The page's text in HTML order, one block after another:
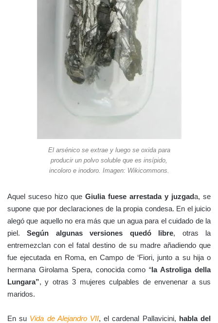
El arsénico se extrae y luego se oxida para
producir un polvo soluble que es insípido,
incoloro e inodoro. Imagen: Wikicommons.
Aquel suceso hizo que Giulia fuese arrestada y juzgada, se
supone que por declaraciones de la propia condesa. En el juicio
alegó que aquello no era más que un agua para el cuidado de la
piel.Según algunas versiones quedó libre, otras la
entremezclan con el fatal destino de su madre añadiendo que
fue ejecutada en Roma, en Campo de ‘Fiori, junto a su hija o
hermana Girolama Spera, conocida como “la Astroliga della
Lungara”, y otras 3 mujeres culpables de envenenar a sus
maridos.
En su Vida de Alejandro VII, el cardenal Pallavicini, habla del